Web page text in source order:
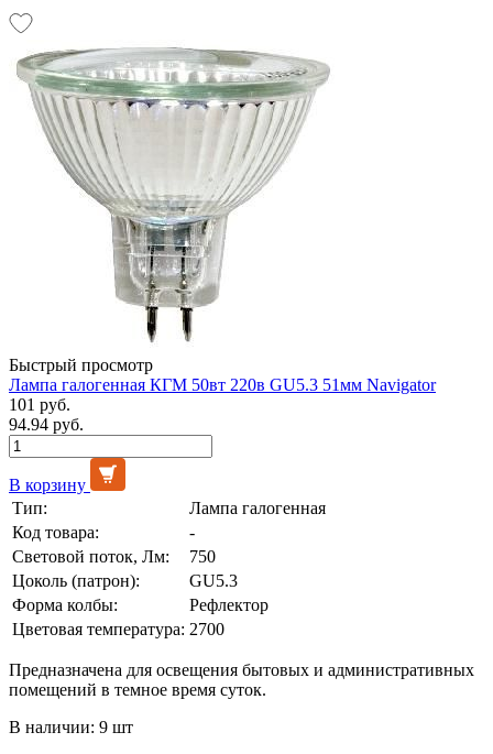
Быстрый просмотр
Лампа галогенная КГМ 50вт 220в GU5.3 51мм Navigator
101 руб.
94.94 руб.
В корзину
Тип:
Лампа галогенная
Код товара:
-
Световой поток, Лм:
750
Цоколь (патрон):
GU5.3
Форма колбы:
Рефлектор
Цветовая температура: 2700
Предназначена для освещения бытовых и административных
помещений в темное время суток.
В наличии: 9 шт